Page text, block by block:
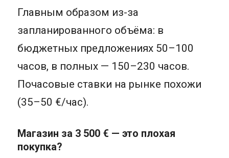
Главным образом из-за
запланированного объёма: в
бюджетных предложениях 50–100
часов, в полных — 150–230 часов.
Почасовые ставки на рынке похожи
(35–50 €/час).
Магазин за 3 500 € — это плохая
покупка?